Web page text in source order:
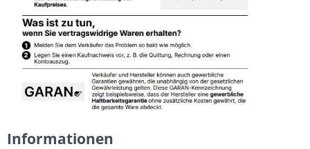
Informationen